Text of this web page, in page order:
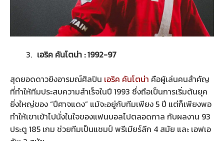
เอริค คันโตน่า : 1992-97
สุดยอดดาวยิงอารมณ์ศิลปิน เอริค คันโตน่า คือผู้เล่นคนสำคัญ
ที่ทำให้ทีมประสบความสำเร็จในปี 1993 ซึ่งถือเป็นการเริ่มต้นยุค
ยิ่งใหญ่ของ “ปีศาจแดง” แม้จะอยู่กับทีมเพียง 5 ปี แต่ก็เพียงพอ
ทำให้เขาเข้าไปนั่งในใจของแฟนบอลไปตลอดกาล กับผลงาน 93
ประตู 185 เกม ช่วยทีมเป็นแชมป์ พรีเมียร์ลีก 4 สมัย และ เอฟเอ